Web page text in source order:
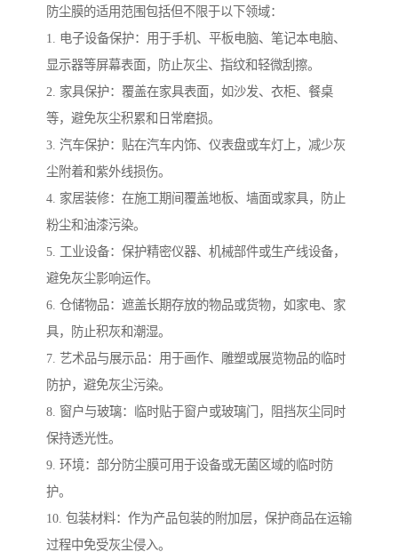
防尘膜的适用范围包括但不限于以下领域：
1. 电子设备保护：用于手机、平板电脑、笔记本电脑、
显示器等屏幕表面，防止灰尘、指纹和轻微刮擦。
2. 家具保护：覆盖在家具表面，如沙发、衣柜、餐桌
等，避免灰尘积累和日常磨损。
3. 汽车保护：贴在汽车内饰、仪表盘或车灯上，减少灰
尘附着和紫外线损伤。
4. 家居装修：在施工期间覆盖地板、墙面或家具，防止
粉尘和油漆污染。
5. 工业设备：保护精密仪器、机械部件或生产线设备，
避免灰尘影响运作。
6. 仓储物品：遮盖长期存放的物品或货物，如家电、家
具，防止积灰和潮湿。
7. 艺术品与展示品：用于画作、雕塑或展览物品的临时
防护，避免灰尘污染。
8. 窗户与玻璃：临时贴于窗户或玻璃门，阻挡灰尘同时
保持透光性。
9. 环境：部分防尘膜可用于设备或无菌区域的临时防
护。
10. 包装材料：作为产品包装的附加层，保护商品在运输
过程中免受灰尘侵入。